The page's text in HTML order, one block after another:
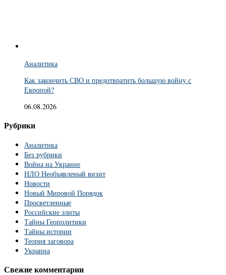
Аналитика
Как закончить СВО и предотвратить большую войну с
Европой?
06.08.2026
Рубрики
Аналитика
Без рубрики
Война на Украине
НЛО Необъявленый визит
Новости
Новый Мировой Порядок
Просветленные
Российские элиты
Тайны Геополитики
Тайны истории
Теория заговора
Украина
Свежие комментарии